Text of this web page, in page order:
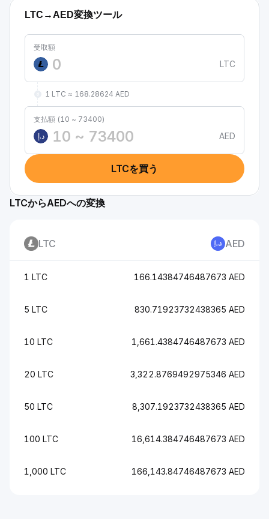
LTC→AED変換ツール
受取額
LTC
1 LTC ≈ 168.28624 AED
支払額 (10 ~ 73400)
د.إ
AED
LTCを買う
LTCからAEDへの変換
LTC AED
1 LTC 166.14384746487673 AED
5 LTC 830.71923732438365 AED
10 LTC 1,661.4384746487673 AED
20 LTC 3,322.8769492975346 AED
50 LTC 8,307.1923732438365 AED
100 LTC 16,614.384746487673 AED
1,000 LTC 166,143.84746487673 AED